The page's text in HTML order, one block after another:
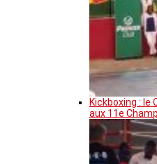
Kickboxing : le
aux 11e